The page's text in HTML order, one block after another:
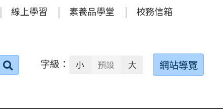
線上學習 素養品學堂 校務信箱
搜
字級： 小 預設 大 網站導覽